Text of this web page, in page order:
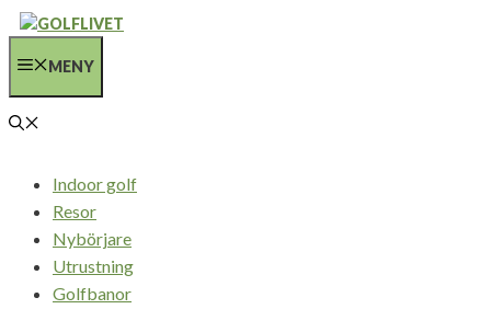
Hoppa
innehållMENY
Indoor golf
Resor
Nybörjare
Utrustning
Golfbanor